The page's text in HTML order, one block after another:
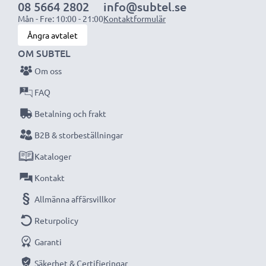
08 5664 2802
Mån - Fre: 10:00 - 21:00
info@subtel.se
Kontaktformulär
Ångra avtalet
OM SUBTEL
Om oss
FAQ
Betalning och frakt
B2B & storbeställningar
Kataloger
Kontakt
Allmänna affärsvillkor
Returpolicy
Garanti
Säkerhet & Certifieringar